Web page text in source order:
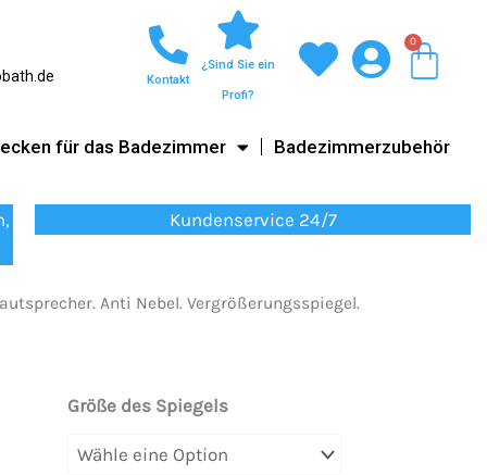
Kontakt
¿Sind Sie ein
Profi?
0
für das Badezimmer Badezimmerzubehör
Kundenservice 24/7
Anti Nebel. Vergrößerungsspiegel.
Größe des Spiegels
SMART
Spiegel